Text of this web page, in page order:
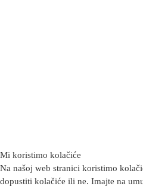
Mi koristimo kolačiće
Na našoj web stranici koristimo
dopustiti kolačiće ili ne. Imajte na